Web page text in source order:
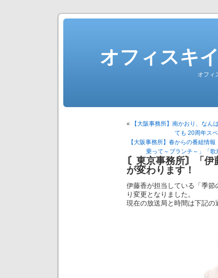
オフィスキ
オフィ
«
【大阪事務所】南かおり、な
ても 20周年ス
【大阪事務所】春からの番組情
乗って～ブランチ～」「
〘東京事務所〙「
が変わります！
伊藤香が担当している「季
り変更となりました。
現在の放送局と時間は下記の